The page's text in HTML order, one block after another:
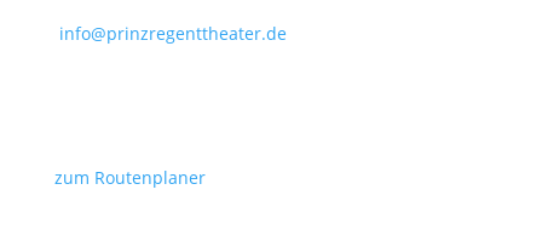
info@prinzregenttheater.de
zum Routenplaner